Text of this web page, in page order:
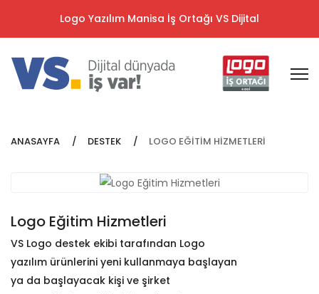
Logo Yazılım Manisa İş Ortağı VS Dijital
ANASAYFA DESTEK LOGO EĞITIM HIZMETLERI
Logo Eğitim Hizmetleri
VS Logo destek ekibi tarafından Logo
yazılım ürünlerini yeni kullanmaya başlayan
ya da başlayacak kişi ve şirket